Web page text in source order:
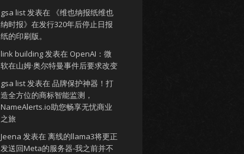
gsa list发表在
《维也纳报纸维也
纳时报》在发行320年后停止日报
纸的印刷版。
link building发表在 OpenAI：微
软在山姆·奥尔特曼事件后要求改变
gsa list发表在 品牌保护神器！打
造全方位的商标智能监测，
NameAlerts.io助您畅享无忧商业
之旅
Jeena 发表在 离线的llama3将更正
发送回Meta的服务器-我之前并不